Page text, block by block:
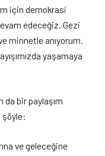
için demokrasi
edeceğiz. Gezi
minnetle anıyorum.
yaşamaya
da bir paylaşım
şöyle:
ve geleceğine